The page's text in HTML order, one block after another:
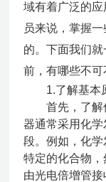
域有着广泛的
员来说，掌握
的。下面我们
前，有哪些不可
1.了解基本
首先，了解
器通常采用化
段。例如，化
特定的化合物
由光电倍增管